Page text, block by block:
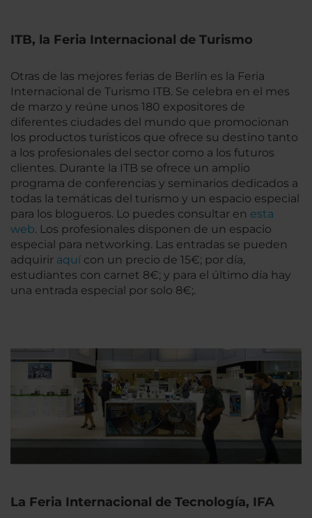
ITB, la Feria Internacional de Turismo
Otras de las mejores ferias de Berlín es la Feria
Internacional de Turismo ITB. Se celebra en el mes
de marzo y reúne unos 180 expositores de
diferentes ciudades del mundo que promocionan
los productos turísticos que ofrece su destino tanto
a los profesionales del sector como a los futuros
clientes. Durante la ITB se ofrece un amplio
programa de conferencias y seminarios dedicados a
todas la temáticas del turismo y un espacio especial
para los blogueros. Lo puedes consultar en esta
web. Los profesionales disponen de un espacio
especial para networking. Las entradas se pueden
adquirir aquí con un precio de 15€; por día,
estudiantes con carnet 8€; y para el último día hay
una entrada especial por solo 8€;.
La Feria Internacional de Tecnología, IFA